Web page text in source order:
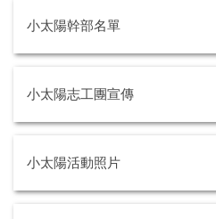
小太陽幹部名單
小太陽志工團宣傳
小太陽活動照片